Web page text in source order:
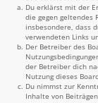
Du erklärst mit der
die gegen geltendes
insbesondere, dass
verwendeten Links
Der Betreiber des
der Betreiber dich
Nutzung dieses
Du nimmst zur
Inhalte von